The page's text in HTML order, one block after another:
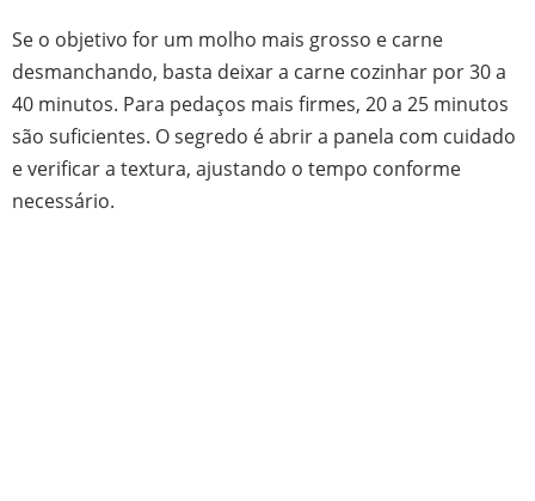
Se o objetivo for um molho mais grosso e carne
desmanchando, basta deixar a carne cozinhar por 30 a
40 minutos. Para pedaços mais firmes, 20 a 25 minutos
são suficientes. O segredo é abrir a panela com cuidado
e verificar a textura, ajustando o tempo conforme
necessário.